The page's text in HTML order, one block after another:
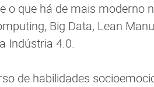
o que há de mais moderno
Big Data, Lean
Indústria 4.0.
de habilidades